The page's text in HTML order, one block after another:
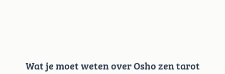
Wat je moet weten over Osho zen tarot